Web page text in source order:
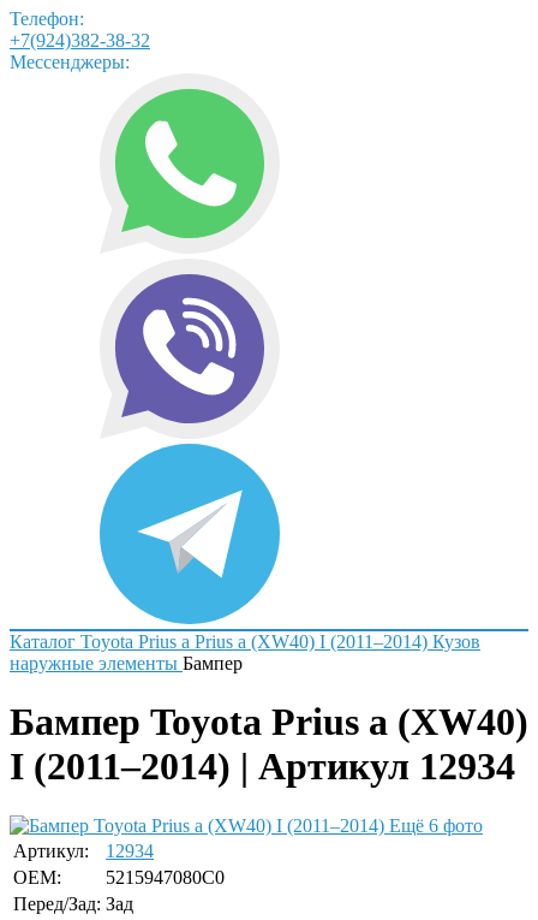
Телефон:
+7(924)382-38-32
Мессенджеры:
Каталог Toyota Prius a Prius a (XW40) I (2011–2014) Кузов
наружные элементы Бампер
Бампер Toyota Prius a (XW40)
I (2011–2014) | Артикул 12934
Ещё 6 фото
Артикул:
12934
OEM:
5215947080C0
Перед/Зад: Зад